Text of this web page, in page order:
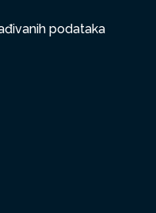
podataka